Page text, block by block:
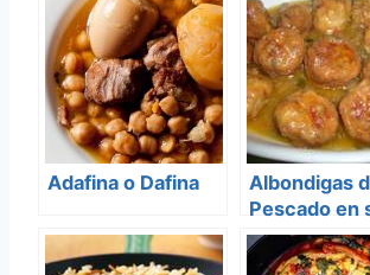
Adafina o Dafina
Albondigas
Pescado en
de curcuma
cebolla